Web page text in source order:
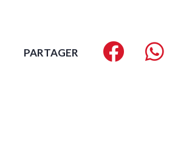
PARTAGER